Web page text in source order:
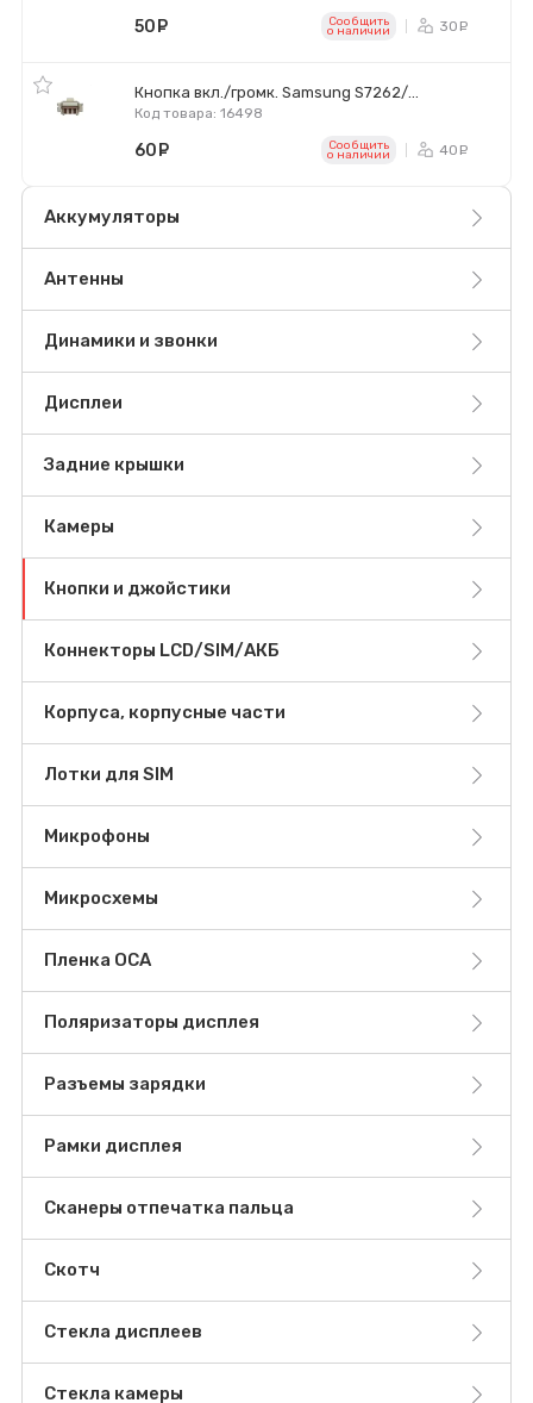
50 Сообщить
o наличии 30
Кнопка вкл./громк. Samsung S7262/...
Код товара: 16498
60 Сообщить
o наличии 40
Аккумуляторы
Антенны
Динамики и звонки
Дисплеи
Задние крышки
Камеры
Кнопки и джойстики
Коннекторы LCD/SIM/АКБ
Корпуса, корпусные части
Лотки для SIM
Микрофоны
Микросхемы
Пленка OCA
Поляризаторы дисплея
Разъемы зарядки
Рамки дисплея
Сканеры отпечатка пальца
Скотч
Стекла дисплеев
Стекла камеры